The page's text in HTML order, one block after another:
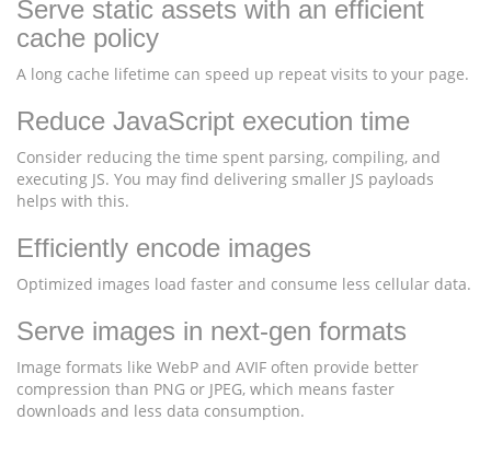
Serve static assets with an efficient
cache policy
A long cache lifetime can speed up repeat visits to your page.
Reduce JavaScript execution time
Consider reducing the time spent parsing, compiling, and
executing JS. You may find delivering smaller JS payloads
helps with this.
Efficiently encode images
Optimized images load faster and consume less cellular data.
Serve images in next-gen formats
Image formats like WebP and AVIF often provide better
compression than PNG or JPEG, which means faster
downloads and less data consumption.